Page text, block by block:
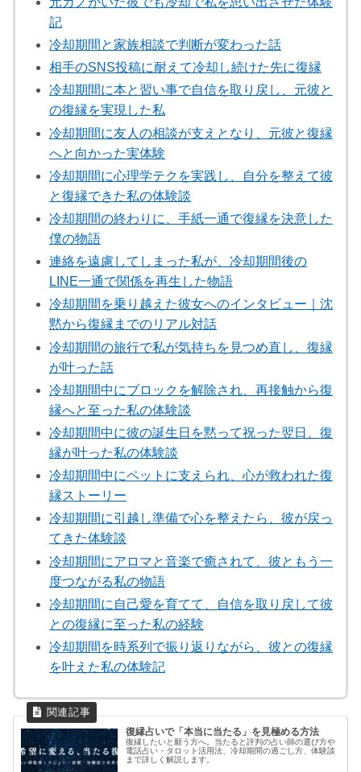
記
冷却期間と家族相談で判断が変わった話
相手のSNS投稿に耐えて冷却し続けた先に復縁
冷却期間に本と習い事で自信を取り戻し、元彼と
の復縁を実現した私
冷却期間に友人の相談が支えとなり、元彼と復縁
へと向かった実体験
冷却期間に心理学テクを実践し、自分を整えて彼
と復縁できた私の体験談
冷却期間の終わりに、手紙一通で復縁を決意した
僕の物語
連絡を遠慮してしまった私が、冷却期間後の
LINE一通で関係を再生した物語
冷却期間を乗り越えた彼女へのインタビュー｜沈
黙から復縁までのリアル対話
冷却期間の旅行で私が気持ちを見つめ直し、復縁
が叶った話
冷却期間中にブロックを解除され、再接触から復
縁へと至った私の体験談
冷却期間中に彼の誕生日を黙って祝った翌日、復
縁が叶った私の体験談
冷却期間中にペットに支えられ、心が救われた復
縁ストーリー
冷却期間に引越し準備で心を整えたら、彼が戻っ
てきた体験談
冷却期間にアロマと音楽で癒されて、彼ともう一
度つながる私の物語
冷却期間に自己愛を育てて、自信を取り戻して彼
との復縁に至った私の経験
冷却期間を時系列で振り返りながら、彼との復縁
を叶えた私の体験記
復縁占いで「本当に当たる」を見極める方法
復縁したいと願う方へ。当たると評判の占い師の選び方や
電話占い・タロット活用法、冷却期間の過ごし方、体験談
まで詳しく解説します。